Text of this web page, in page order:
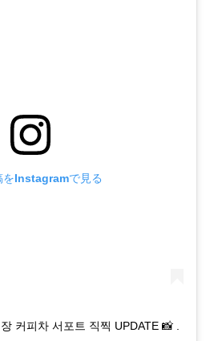
をInstagramで見る
커피차 서포트 직찍 UPDATE 📸 .